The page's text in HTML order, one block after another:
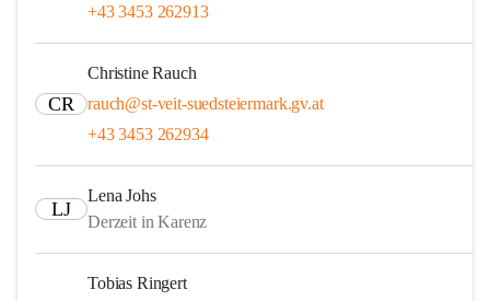
+43 3453 262913
CR
Christine Rauch
rauch@st-veit-suedsteiermark.gv.at
+43 3453 262934
LJ
Lena Johs
Derzeit in Karenz
Tobias Ringert